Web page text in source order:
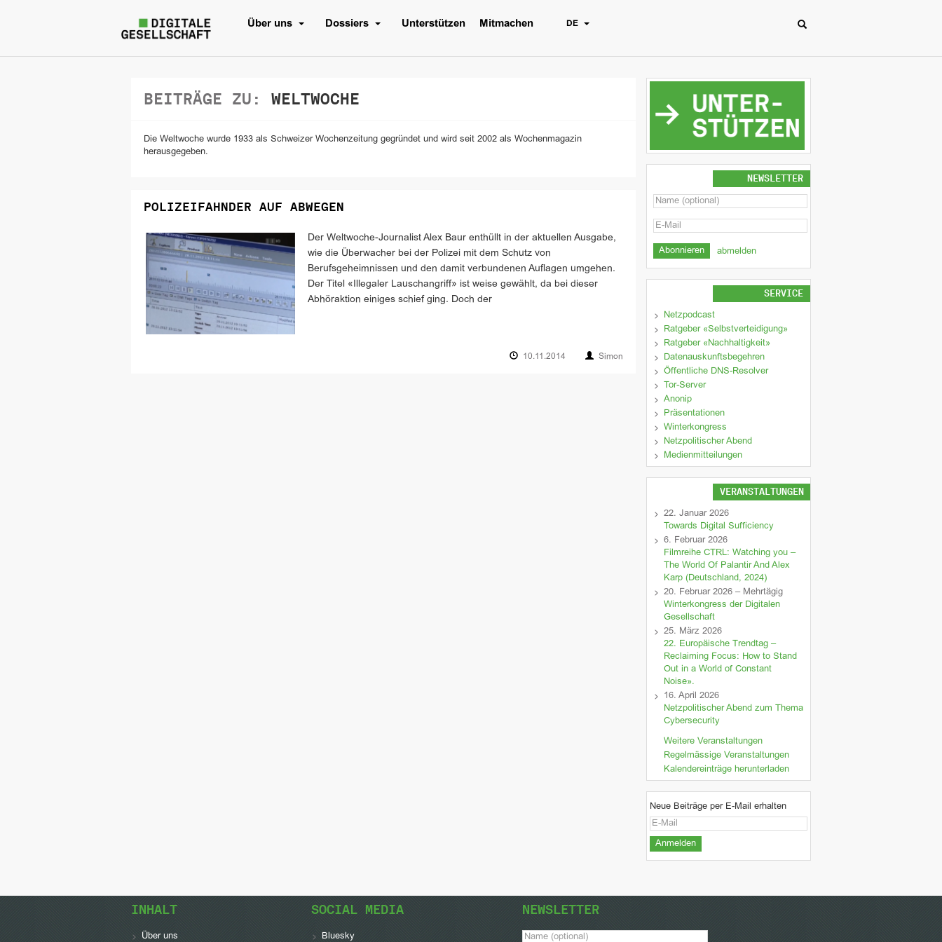
Über uns Dossiers Unterstützen Mitmachen DE
BEITRÄGE ZU: WELTWOCHE
Die Weltwoche wurde 1933 als Schweizer Wochenzeitung gegründet und wird seit 2002 als Wochenmagazin
herausgegeben.
POLIZEIFAHNDER AUF ABWEGEN
Der Weltwoche-Journalist Alex Baur enthüllt in der aktuellen Ausgabe,
wie die Überwacher bei der Polizei mit dem Schutz von
Berufsgeheimnissen und den damit verbundenen Auflagen umgehen.
Der Titel «Illegaler Lauschangriff» ist weise gewählt, da bei dieser
Abhöraktion einiges schief ging. Doch der
10.11.2014 Simon
NEWSLETTER
abmelden
SERVICE
Netzpodcast
Ratgeber «Selbstverteidigung»
Ratgeber «Nachhaltigkeit»
Datenauskunftsbegehren
Öffentliche DNS-Resolver
Tor-Server
Anonip
Präsentationen
Winterkongress
Netzpolitischer Abend
Medienmitteilungen
VERANSTALTUNGEN
22. Januar 2026
Towards Digital Sufficiency
6. Februar 2026
Filmreihe CTRL: Watching you –
The World Of Palantir And Alex
Karp (Deutschland, 2024)
20. Februar 2026 – Mehrtägig
Winterkongress der Digitalen
Gesellschaft
25. März 2026
22. Europäische Trendtag –
Reclaiming Focus: How to Stand
Out in a World of Constant
Noise».
16. April 2026
Netzpolitischer Abend zum Thema
Cybersecurity
Weitere Veranstaltungen
Regelmässige Veranstaltungen
Kalendereinträge herunterladen
Neue Beiträge per E-Mail erhalten
INHALT
Über uns
SOCIAL MEDIA
Bluesky
NEWSLETTER